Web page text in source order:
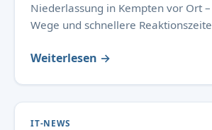
Niederlassung in Kempten vor Ort
Wege und schnellere
Weiterlesen →
IT-NEWS